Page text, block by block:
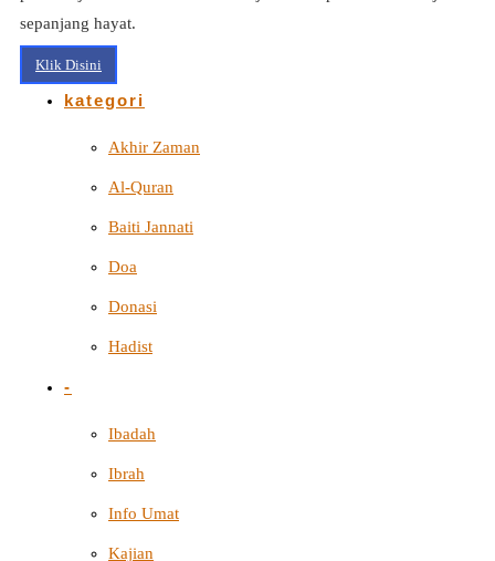
sepanjang hayat.
Klik Disini
kategori
Akhir Zaman
Al-Quran
Baiti Jannati
Doa
Donasi
Hadist
-
Ibadah
Ibrah
Info Umat
Kajian